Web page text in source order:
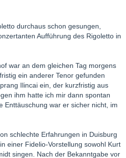
durchaus schon gesungen,
Aufführung des Rigoletto in
war an dem gleichen Tag morgens
ein anderer Tenor gefunden
Ilincai ein, der kurzfristig aus
ihm hatte ich mir dann spontan
Enttäuschung war er sicher nicht, im
schlechte Erfahrungen in Duisburg
einer Fidelio-Vorstellung sowohl Kurt
singen. Nach der Bekanntgabe vor